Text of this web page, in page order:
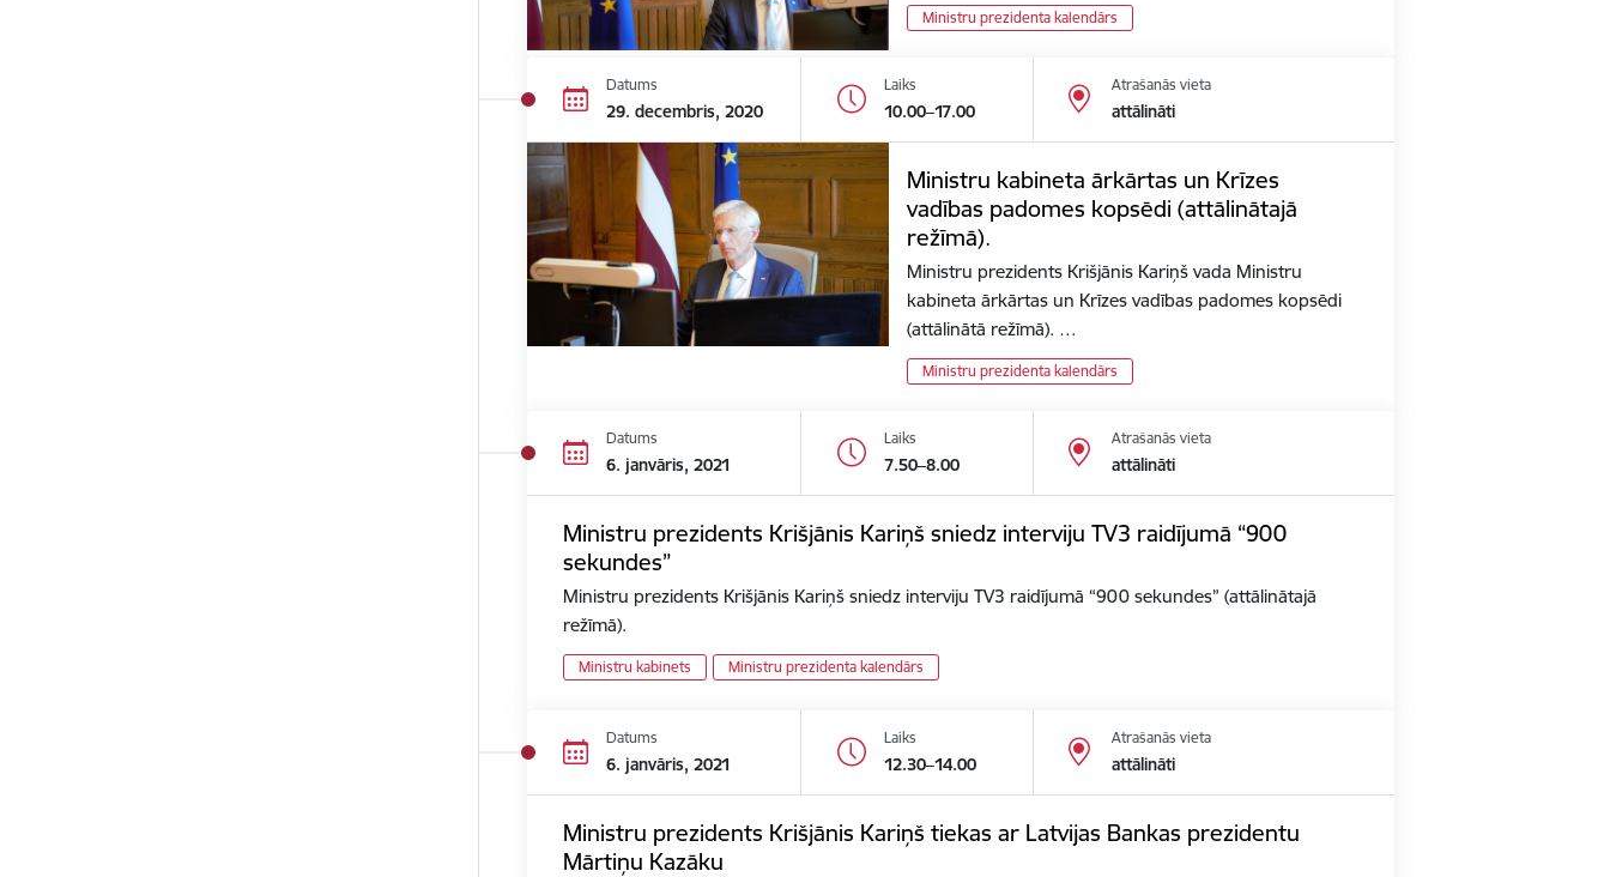
Ministru prezidenta kalendārs
Datums
29. decembris, 2020
Laiks
10.00–17.00
Atrašanās vieta
attālināti
Ministru kabineta ārkārtas un Krīzes
vadības padomes kopsēdi (attālinātajā
režīmā).
Ministru prezidents Krišjānis Kariņš vada Ministru
kabineta ārkārtas un Krīzes vadības padomes kopsēdi
(attālinātā režīmā). …
Ministru prezidenta kalendārs
Datums
6. janvāris, 2021
Laiks
7.50–8.00
Atrašanās vieta
attālināti
Ministru prezidents Krišjānis Kariņš sniedz interviju TV3 raidījumā “900
sekundes”
Ministru prezidents Krišjānis Kariņš sniedz interviju TV3 raidījumā “900 sekundes” (attālinātajā
režīmā).
Ministru kabinets Ministru prezidenta kalendārs
Datums
6. janvāris, 2021
Laiks
12.30–14.00
Atrašanās vieta
attālināti
Ministru prezidents Krišjānis Kariņš tiekas ar Latvijas Bankas prezidentu
Mārtiņu Kazāku